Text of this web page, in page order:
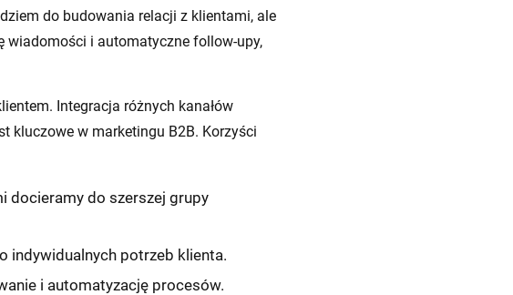
do budowania relacji z klientami, ale
wiadomości i automatyczne follow-upy,
Integracja różnych kanałów
kluczowe w marketingu B2B. Korzyści
docieramy do szerszej grupy
indywidualnych potrzeb klienta.
i automatyzację procesów.